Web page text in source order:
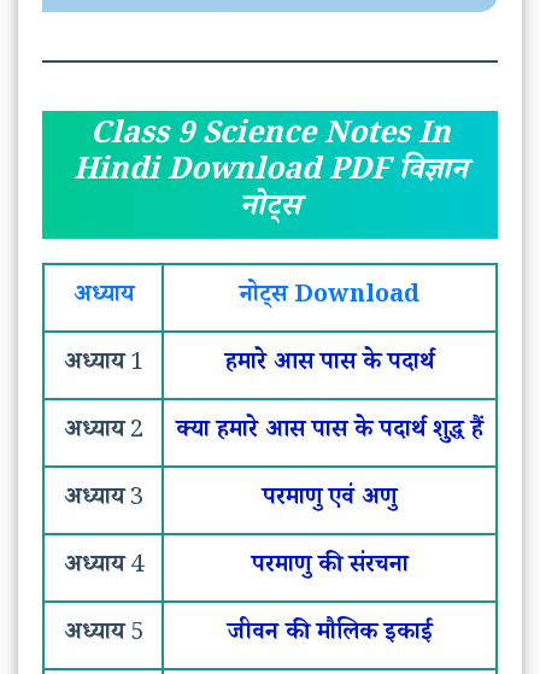
Class 9 Science Notes In
Hindi Download PDF विज्ञान
नोट्स
अध्याय
नोट्स Download
अध्याय1
हमारे आस पास के पदार्थ
अध्याय2
क्या हमारे आस पास के पदार्थ शुद्ध हैं
अध्याय3
परमाणु एवं अणु
अध्याय4
परमाणु की संरचना
अध्याय5 जीवन की मौलिक इकाई